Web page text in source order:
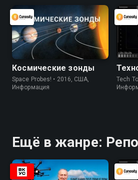
Космические зонды
Space Probes! • 2016, США,
Информация
Tech
Ещё в жанре: